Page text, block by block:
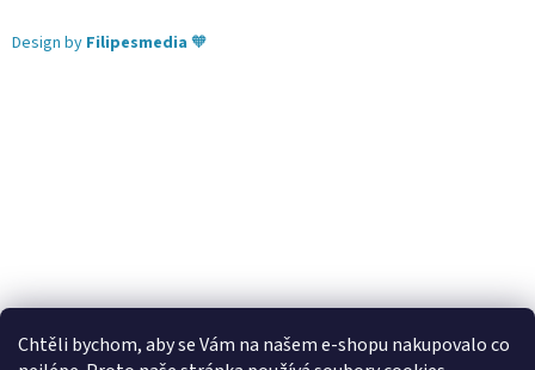
Chtěli bychom, aby se Vám na našem e-shopu nakupovalo co
Design by Filipesmedia 🧡